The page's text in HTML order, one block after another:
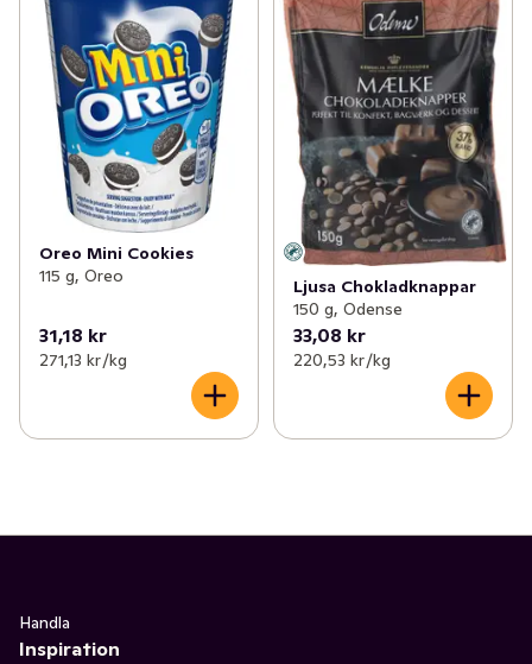
Oreo Mini Cookies
115 g, Oreo
31,18 kr
271,13 kr /kg
Ljusa Chokladknappar
150 g, Odense
33,08 kr
220,53 kr /kg
Handla
Inspiration